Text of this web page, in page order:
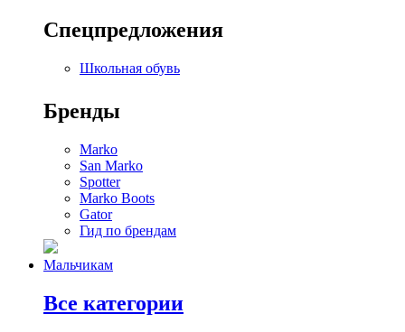
Спецпредложения
Школьная обувь
Бренды
Marko
San Marko
Spotter
Marko Boots
Gator
Гид по брендам
Мальчикам
Все категории